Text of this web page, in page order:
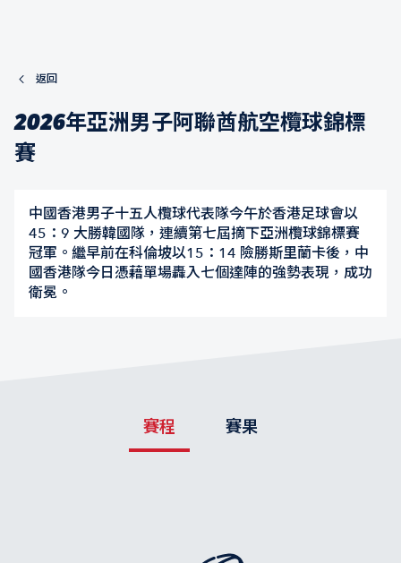
返回
2026年亞洲男子阿聯酋航空欖球錦標
賽
中國香港男子十五人欖球代表隊今午於香港足球會以
45：9 大勝韓國隊，連續第七屆摘下亞洲欖球錦標賽
冠軍。繼早前在科倫坡以15：14 險勝斯里蘭卡後，中
國香港隊今日憑藉單場轟入七個達陣的強勢表現，成功
衛冕。
賽程 賽果